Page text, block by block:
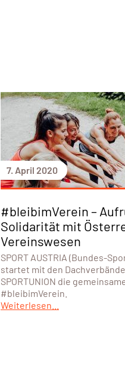
7. April 2020
#bleibimVerein –
Solidarität mit
Vereinswesen
SPORT AUSTRIA (Bundes-
startet mit den
SPORTUNION die
#bleibimVerein.
Weiterlesen...